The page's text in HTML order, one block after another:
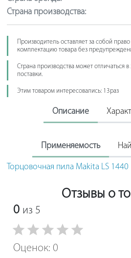
Страна производства:
Производитель оставляет за собой
комплектацию товара без
Страна производства может отличаться в
поставки.
Этим товаром интересовались: 13раз
Описание
Применяемость
Торцовочная пила Makita LS 1440
Отзывы о
0 из 5
Оценок: 0